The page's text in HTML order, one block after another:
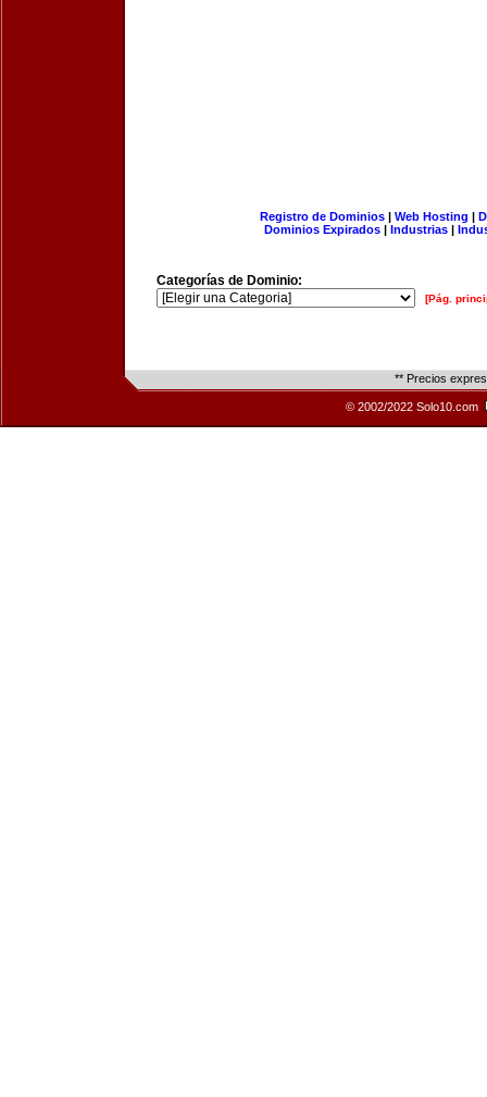
Registro de Dominios| Web Hosting |
Dominios Expirados | Industrias |
Categorías de Dominio:
[Pág.
** Precios
© 2002/2022 Solo10.com